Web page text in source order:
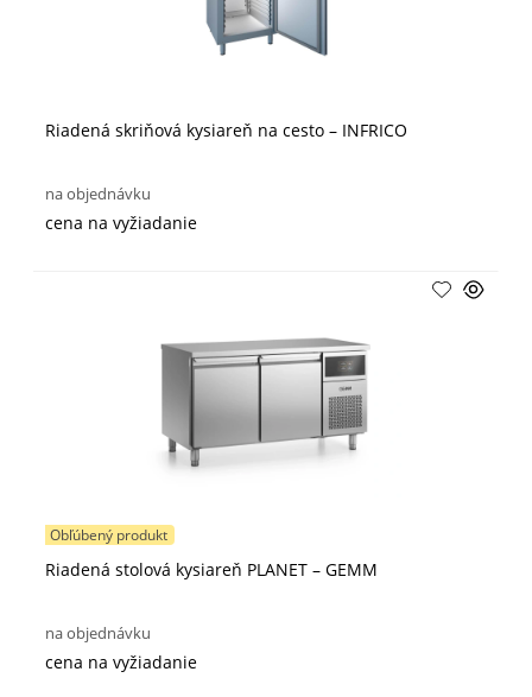
Riadená skriňová kysiareň na cesto – INFRICO
na objednávku
cena na vyžiadanie
Riadená stolová kysiareň PLANET – GEMM
Obľúbený produkt
na objednávku
cena na vyžiadanie